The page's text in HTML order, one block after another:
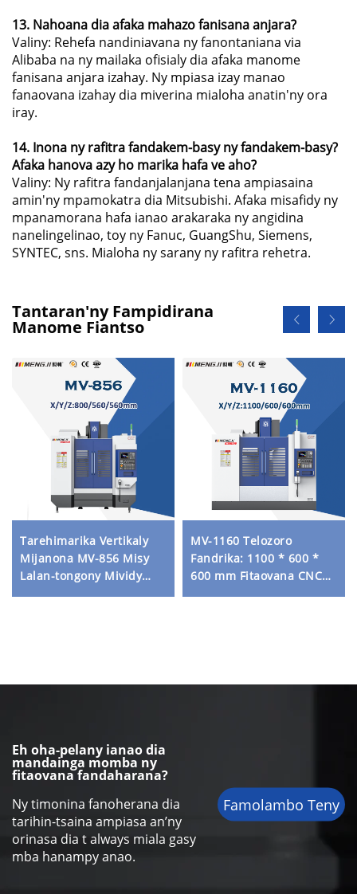
13. Nahoana dia afaka mahazo fanisana anjara?
Valiny: Rehefa nandiniavana ny fanontaniana via
Alibaba na ny mailaka ofisialy dia afaka manome
fanisana anjara izahay. Ny mpiasa izay manao
fanaovana izahay dia miverina mialoha anatin'ny ora
iray.
14. Inona ny rafitra fandakem-basy ny fandakem-basy?
Afaka hanova azy ho marika hafa ve aho?
Valiny: Ny rafitra fandanjalanjana tena ampiasaina
amin'ny mpamokatra dia Mitsubishi. Afaka misafidy ny
mpanamorana hafa ianao arakaraka ny angidina
nanelingelinao, toy ny Fanuc, GuangShu, Siemens,
SYNTEC, sns. Mialoha ny sarany ny rafitra rehetra.
Tantaran'ny Fampidirana
Manome Fiantso
Tarehimarika Vertikaly
Mijanona MV-856 Misy
Lalan-tongony Mividy
Fakàna Mialoha Spindle
MV-1160 Telozoro
Fandrika: 1100 * 600 *
600 mm Fitaovana CNC
Vokatr'ny Fandrika
hanamorana ny Fandrika
Eh oha-pelany ianao dia
mandainga momba ny
fitaovana fandaharana?
Ny timonina fanoherana dia
tarihin-tsaina ampiasa an’ny
orinasa dia t always miala gasy
mba hanampy anao.
Famolambo Teny